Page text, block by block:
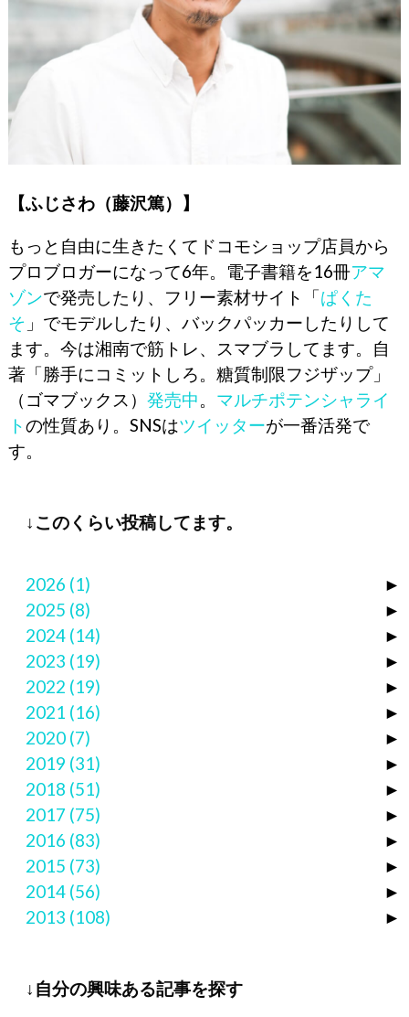
【ふじさわ（藤沢篤）】
もっと自由に生きたくてドコモショップ店員から
プロブロガーになって6年。電子書籍を16冊アマ
ゾンで発売したり、フリー素材サイト「ぱくた
そ 」でモデルしたり、バックパッカーしたりして
ます。今は湘南で筋トレ、スマブラしてます。自
著「勝手にコミットしろ。糖質制限フジザップ」
（ゴマブックス） 発売中。 マルチポテンシャライ
トの性質あり。SNSはツイッターが一番活発で
す。
↓このくらい投稿してます。
►
2026 (1)
►
2025 (8)
►
2024 (14)
►
2023 (19)
►
2022 (19)
►
2021 (16)
►
2020 (7)
►
2019 (31)
►
2018 (51)
►
2017 (75)
►
2016 (83)
►
2015 (73)
►
2014 (56)
►
2013 (108)
↓自分の興味ある記事を探す